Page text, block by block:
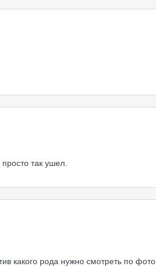
так ушел.
какого рода нужно смотреть по фото..